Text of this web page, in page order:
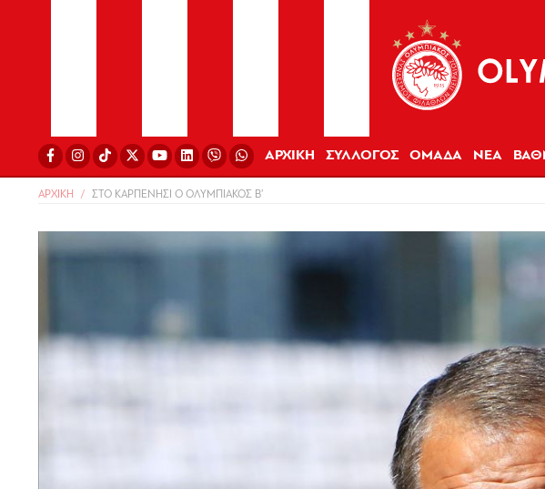
ΑΡΧΙΚΗ ΣΥΛΛΟΓΟΣ ΟΜΑΔΑ ΝΕΑ
ΑΡΧΙΚΗ ΣΤΟ ΚΑΡΠΕΝΗΣΙ Ο ΟΛΥΜΠΙΑΚΟΣ Β’